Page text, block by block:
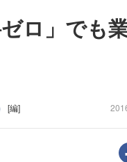
ロ」でも
[編]